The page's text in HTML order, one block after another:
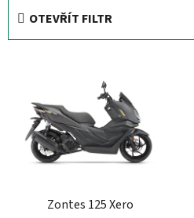
OTEVŘÍT FILTR
Zontes 125 Xero